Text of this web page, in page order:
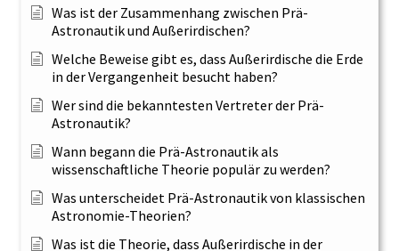
Was ist der Zusammenhang zwischen Prä-
Astronautik und Außerirdischen?
Welche Beweise gibt es, dass Außerirdische die Erde
in der Vergangenheit besucht haben?
Wer sind die bekanntesten Vertreter der Prä-
Astronautik?
Wann begann die Prä-Astronautik als
wissenschaftliche Theorie populär zu werden?
Was unterscheidet Prä-Astronautik von klassischen
Astronomie-Theorien?
Was ist die Theorie, dass Außerirdische in der